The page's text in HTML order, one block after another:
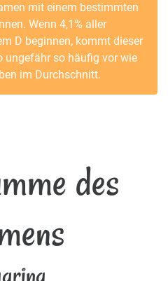
mit einem bestimmten
Wenn 4,1% aller
D beginnen, kommt dieser
ungefähr so häufig vor wie
im Durchschnitt.
des